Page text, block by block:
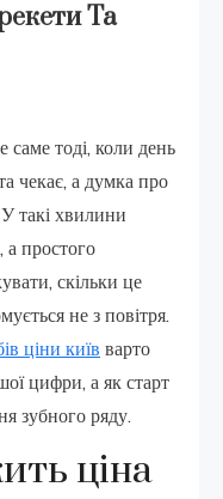
Та
саме тоді, коли день
чекає, а думка про
такі хвилини
а простого
скільки це
не з повітря.
ціни київ варто
цифри, а як старт
зубного ряду.
ціна